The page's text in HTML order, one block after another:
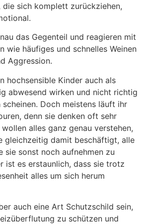
die sich komplett zurückziehen,
das Gegenteil und reagieren mit
wie häufiges und schnelles Weinen
Aggression.
hochsensible Kinder auch als
abwesend wirken und nicht richtig
scheinen. Doch meistens läuft ihr
denn sie denken oft sehr
alles ganz genau verstehen,
gleichzeitig damit beschäftigt, alle
sie sonst noch aufnehmen zu
ist es erstaunlich, dass sie trotz
alles um sich herum
auch eine Art Schutzschild sein,
zu schützen und